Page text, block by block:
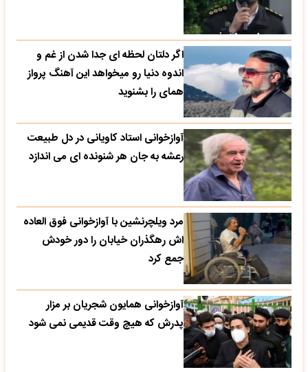
اگر دلتان لحظه ای جدا شدن از غم و
اندوه دنیا رو میخواهد این آهنگ پرواز
همای را بشنوید
آوازخوانی استاد کاویانی در دل طبیعت
رعشه به جان هر شنونده ای می اندازد
مرد ویلچرنشین با آوازخوانی فوق العاده
اش رهگذران خیابان را دور خودش
جمع کرد
آوازخوانی همایون شجریان بر مزار
پدرش که هیچ وقت قدیمی نمی شود